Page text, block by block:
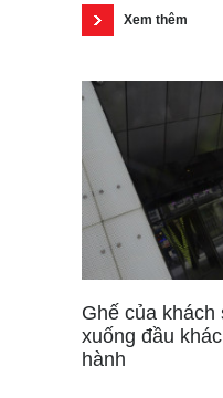
Xem thêm
Ghế của khách
xuống đầu
hành